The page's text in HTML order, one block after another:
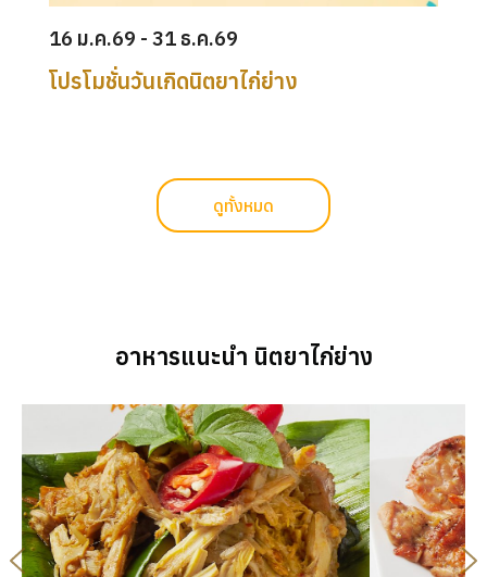
16 ม.ค.69 - 31 ธ.ค.69
โปรโมชั่นวันเกิดนิตยาไก่ย่าง
ดูทั้งหมด
อาหารแนะนำ นิตยาไก่ย่าง